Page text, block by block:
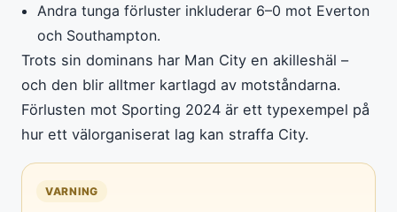
Andra tunga förluster inkluderar 6–0 mot Everton
och Southampton.
Trots sin dominans har Man City en akilleshäl –
och den blir alltmer kartlagd av motståndarna.
Förlusten mot Sporting 2024 är ett typexempel på
hur ett välorganiserat lag kan straffa City.
VARNING